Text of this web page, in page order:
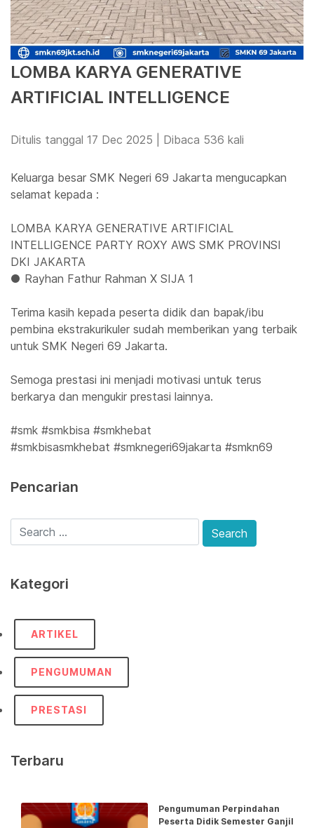
LOMBA KARYA GENERATIVE
ARTIFICIAL INTELLIGENCE
Ditulis tanggal 17 Dec 2025 | Dibaca 536 kali
Keluarga besar SMK Negeri 69 Jakarta mengucapkan
selamat kepada :
LOMBA KARYA GENERATIVE ARTIFICIAL
INTELLIGENCE PARTY ROXY AWS SMK PROVINSI
DKI JAKARTA
● Rayhan Fathur Rahman X SIJA 1
Terima kasih kepada peserta didik dan bapak/ibu
pembina ekstrakurikuler sudah memberikan yang terbaik
untuk SMK Negeri 69 Jakarta.
Semoga prestasi ini menjadi motivasi untuk terus
berkarya dan mengukir prestasi lainnya.
#smk #smkbisa #smkhebat
#smkbisasmkhebat #smknegeri69jakarta #smkn69
Pencarian
Kategori
ARTIKEL
PENGUMUMAN
PRESTASI
Terbaru
Pengumuman Perpindahan
Peserta Didik Semester Ganjil